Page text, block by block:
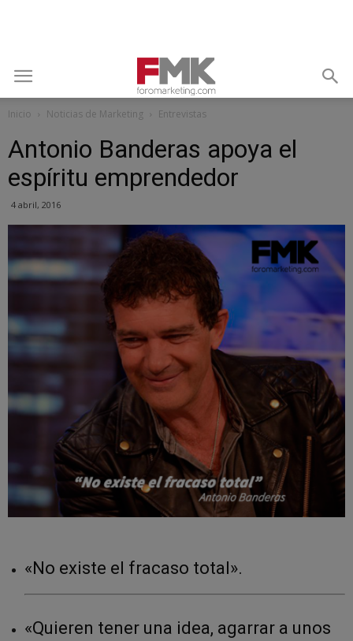
Inicio Noticias de Marketing Entrevistas
Antonio Banderas apoya el
espíritu emprendedor
4 abril, 2016
«No existe el fracaso total».
«Quieren tener una idea, agarrar a unos